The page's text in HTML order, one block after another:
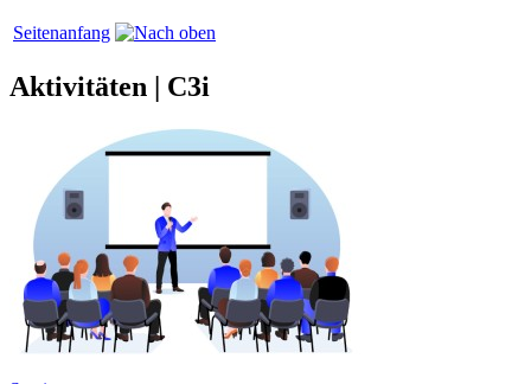
Seitenanfang
Aktivitäten | C3i